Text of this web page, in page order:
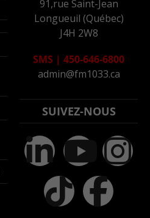
91,rue Saint-Jean
Longueuil (Québec)
J4H 2W8
SMS | 450-646-6800
admin@fm1033.ca
SUIVEZ-NOUS